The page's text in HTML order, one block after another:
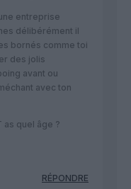
entreprise
délibérément il
bornés comme toi
des jolis
avant ou
avec ton
as quel âge ?
RÉPONDRE